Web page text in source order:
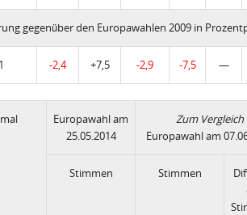
gegenüber den Europawahlen 2009 in
-2,4 +7,5 -2,9 -7,5 —
Europawahl am
25.05.2014
Zum Vergleich
Europawahl am
Stimmen Stimmen